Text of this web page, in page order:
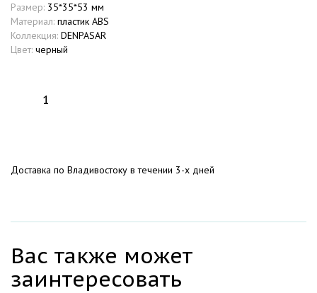
Размер: 35*35*53 мм
Материал: пластик ABS
Коллекция: DENPASAR
Цвет: черный
Доставка по Владивостоку в течении 3-х дней
Вас также может
заинтересовать